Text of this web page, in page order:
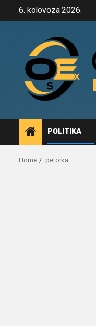
6. kolovoza 2026.
POLITIKA
Home petorka